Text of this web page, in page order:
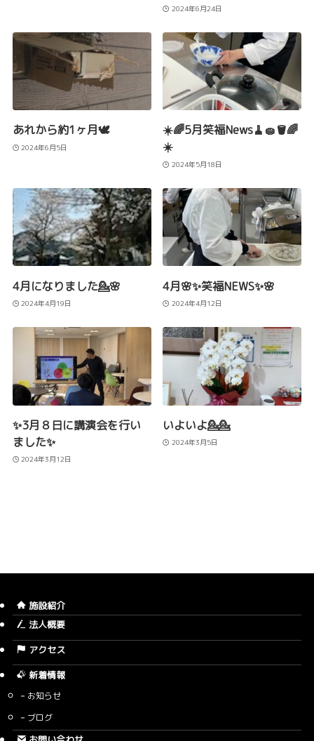
2024年6月24日
あれから約1ヶ月🕊️
2024年6月5日
☀️🌈5月笑福News🧹🧽🪣🌈
☀️
2024年5月18日
4月になりました💁🌸
2024年4月19日
4月🌸✨笑福NEWS✨🌸
2024年4月12日
✨3月８日に講演会を行い
ました✨
2024年3月12日
いよいよ💁💁
2024年3月5日
施設紹介
法人概要
アクセス
新着情報
お知らせ
ブログ